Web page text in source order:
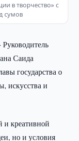
в творчество» с
сумов
Руководитель
Саида
государства о
искусства и
и креативной
но и условия